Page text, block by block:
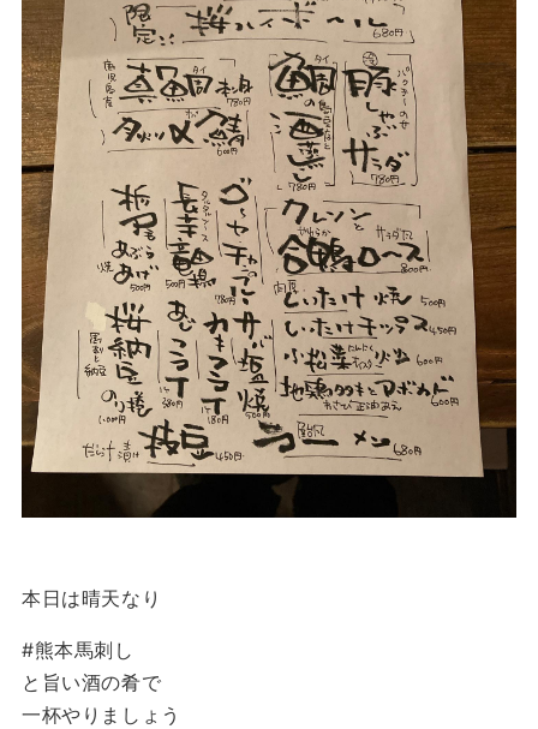
本日は晴天️なり
#熊本馬刺し
と旨い酒の肴で
一杯やりましょう